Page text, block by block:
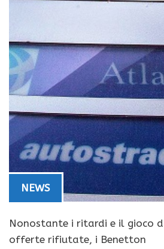
NEWS
Nonostante i ritardi e il gioco
offerte rifiutate, i Benetton